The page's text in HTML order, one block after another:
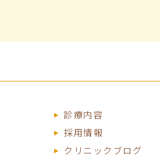
診療内容
採用情報
クリニックブログ